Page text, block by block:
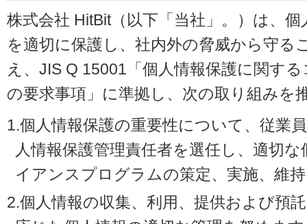
株式会社 HitBit（以下「当社」。）は、
を適切に保護し、社内外の脅威から守る
え、JIS Q 15001「個人情報保護に関す
の要求事項」に準拠し、次の取り組みを
1.個人情報保護の重要性について、従業
人情報保護管理責任者を選任し、適切
イアンスプログラムの策定、実施、維
2.個人情報の収集、利用、提供および預